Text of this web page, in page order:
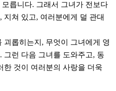
릅니다. 그래서 그녀가 전보다
쳐 있고, 여러분에게 덜 관대
괴롭히는지, 무엇이 그녀에게 영
그런 다음 그녀를 도와주고, 동
한 것이 여러분의 사랑을 더욱